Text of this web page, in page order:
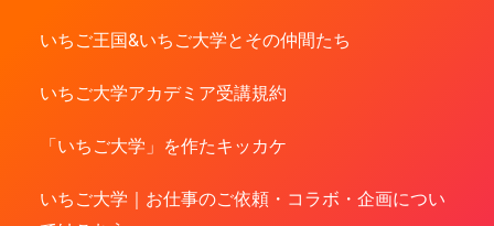
いちご王国&いちご大学とその仲間たち
いちご大学アカデミア受講規約
「いちご大学」を作たキッカケ
いちご大学｜お仕事のご依頼・コラボ・企画につい